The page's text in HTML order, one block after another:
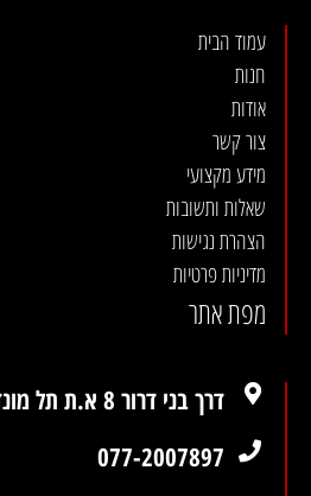
עמוד הבית
חנות
אודות
צור קשר
מידע מקצועי
שאלות ותשובות
הצהרת נגישות
מדיניות פרטיות
מפת אתר
דרך בני דרור 8 א.ת תל מונד
077-2007897